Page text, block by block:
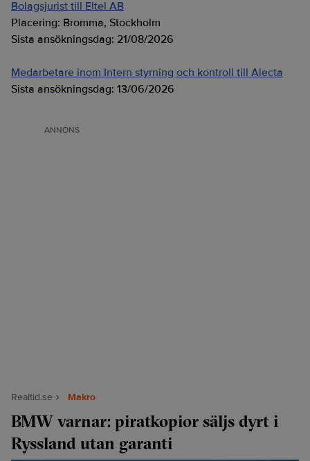
Bolagsjurist till Eltel AB
Placering: Bromma, Stockholm
Sista ansökningsdag: 21/08/2026
Medarbetare inom Intern styrning och kontroll till Alecta
Sista ansökningsdag: 13/06/2026
ANNONS
Realtid.se Makro
BMW varnar: piratkopior säljs dyrt i
Ryssland utan garanti